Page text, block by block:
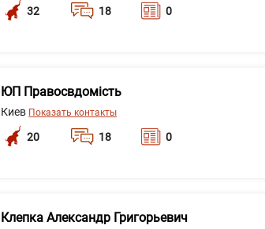
32 18 0
ЮП Правосвдомість
Киев Показать контакты
20 18 0
Клепка Александр Григорьевич